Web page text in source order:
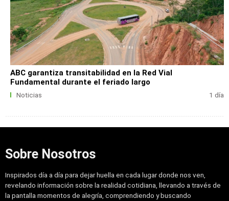
ABC garantiza transitabilidad en la Red Vial
Fundamental durante el feriado largo
Noticias 1 día
Sobre Nosotros
Inspirados día a día para dejar huella en cada lugar donde nos ven,
revelando información sobre la realidad cotidiana, llevando a través de
la pantalla momentos de alegría, comprendiendo y buscando